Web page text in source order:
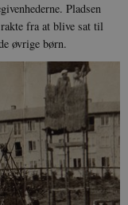
Pladsen
fra at blive sat til
øvrige børn.